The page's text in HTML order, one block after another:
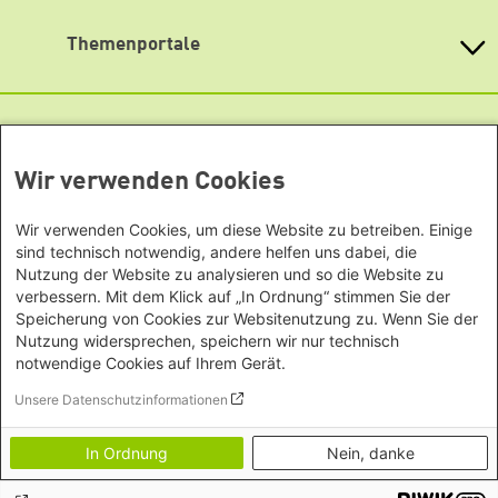
Signal
TikTok
Niedersachsen
Nordrhein-Westfalen
Rheinland-Pfalz
Saarland
Sachsen
Sachsen-Anhalt
Büro Neu-Delhi - Indien
Afrika
Somalia/Somaliland, Sudan,
Äthiopien
Büro Nairobi - Kenia, Uganda,
Tansania
Büro Abuja - Nigeria
Büro Kapstadt - Südafrika, Namibia,
Simbabwe
Europa
Themenportale
Grüne Akademie
GreenCampus Weiterbildung
Archiv Grünes Gedächtnis
Info Hub Plastic
Gender Mediathek
Grüne Websites
Bündnis 90 / Die Grünen
Bundestagsfraktion
European Greens
Die Grünen im Europäischen Parlament
Green European Foundation
Footer menu
Datenschutz
Transparenz
Erklärung zur Barrierefreiheit
Bildnachweise
Wir verwenden Cookies
Wir verwenden Cookies, um diese Website zu betreiben. Einige
sind technisch notwendig, andere helfen uns dabei, die
Nutzung der Website zu analysieren und so die Website zu
verbessern. Mit dem Klick auf „In Ordnung“ stimmen Sie der
Speicherung von Cookies zur Websitenutzung zu. Wenn Sie der
Nutzung widersprechen, speichern wir nur technisch
notwendige Cookies auf Ihrem Gerät.
Unsere Datenschutzinformationen
In Ordnung Nein, danke